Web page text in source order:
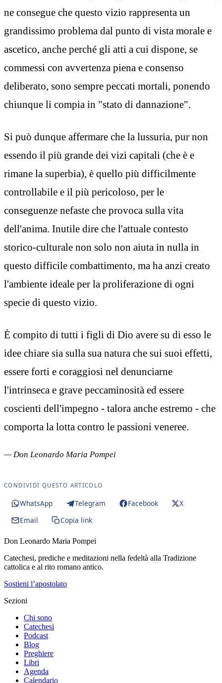
ne consegue che questo vizio rappresenta un
grandissimo problema dal punto di vista morale e
ascetico, anche perché gli atti a cui dispone, se
commessi con avvertenza piena e consenso
deliberato, sono sempre peccati mortali, ponendo
chiunque li compia in "stato di dannazione".
Si può dunque affermare che la lussuria, pur non
essendo il più grande dei vizi capitali (che è e
rimane la superbia), è quello più difficilmente
controllabile e il più pericoloso, per le
conseguenze nefaste che provoca sulla vita
dell'anima. Inutile dire che l'attuale contesto
storico-culturale non solo non aiuta in nulla in
questo difficile combattimento, ma ha anzi creato
l'ambiente ideale per la proliferazione di ogni
specie di questo vizio.
È compito di tutti i figli di Dio avere su di esso le
idee chiare sia sulla sua natura che sui suoi effetti,
essere forti e coraggiosi nel denunciarne
l'intrinseca e grave peccaminosità ed essere
coscienti dell'impegno - talora anche estremo - che
comporta la lotta contro le passioni veneree.
— Don Leonardo Maria Pompei
CONDIVIDI QUESTO ARTICOLO
WhatsApp Telegram Facebook
X
Email
Copia link
Don Leonardo Maria Pompei
Catechesi, prediche e meditazioni nella fedeltà alla Tradizione
cattolica e al rito romano antico.
Sostieni l’apostolato
Sezioni
Chi sono
Catechesi
Podcast
Blog
Preghiere
Libri
Agenda
Calendario